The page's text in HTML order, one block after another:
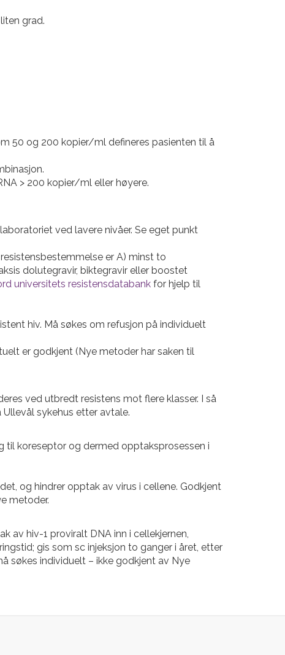
grad.
50 og 200 kopier/ml defineres pasienten til å
> 200 kopier/ml eller høyere.
ved lavere nivåer. Se eget punkt
er A) minst to
dolutegravir, biktegravir eller boostet
universitets resistensdatabank for hjelp til
hiv. Må søkes om refusjon på individuelt
er godkjent (Nye metoder har saken til
ved utbredt resistens mot flere klasser. I så
sykehus etter avtale.
til koreseptor og dermed opptaksprosessen i
og hindrer opptak av virus i cellene. Godkjent
metoder.
av hiv-1 proviralt DNA inn i cellekjernen,
gis som sc injeksjon to ganger i året, etter
søkes individuelt – ikke godkjent av Nye